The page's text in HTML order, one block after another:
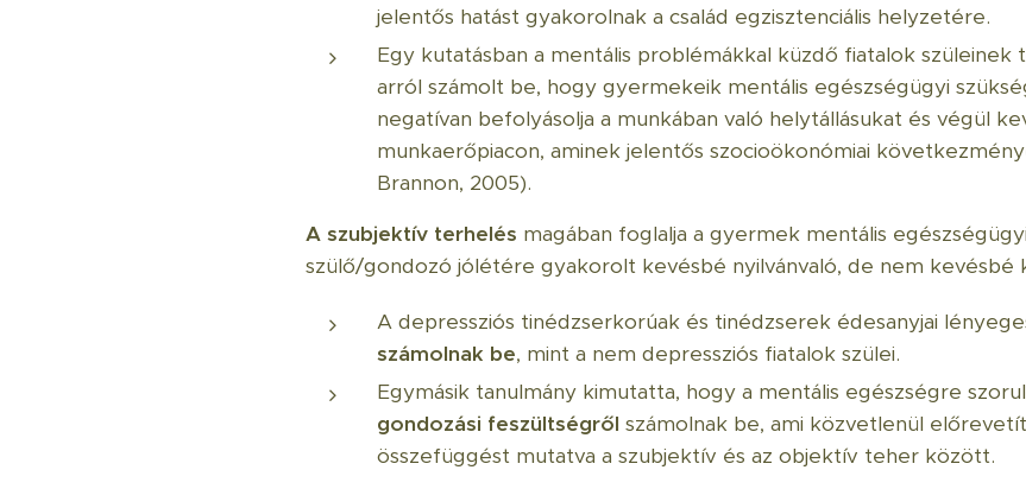
jelentős hatást gyakorolnak a család egzisztenciális helyzetére.
Egy kutatásban a mentális problémákkal küzdő fiatalok szüleinek
arról számolt be, hogy gyermekeik mentális egészségügyi
negatívan befolyásolja a munkában való helytállásukat és végül
munkaerőpiacon, aminek jelentős szocioökonómiai
Brannon, 2005).
A szubjektív terhelés magában foglalja a gyermek mentális
szülő/gondozó jólétére gyakorolt ​​kevésbé nyilvánvaló, de nem kevésbé
A depressziós tinédzserkorúak és tinédzserek édesanyjai
számolnak be, mint a nem depressziós fiatalok szülei.
Egymásik tanulmány kimutatta, hogy a mentális egészségre
gondozási feszültségről számolnak be, ami közvetlenül
összefüggést mutatva a szubjektív és az objektív teher között.